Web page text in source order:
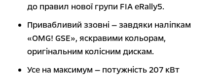
до правил нової групи FIA eRally5.
Привабливий ззовні — завдяки наліпкам
«OMG! GSE», яскравими кольорам,
оригінальним колісним дискам.
Усе на максимум — потужність 207 кВт